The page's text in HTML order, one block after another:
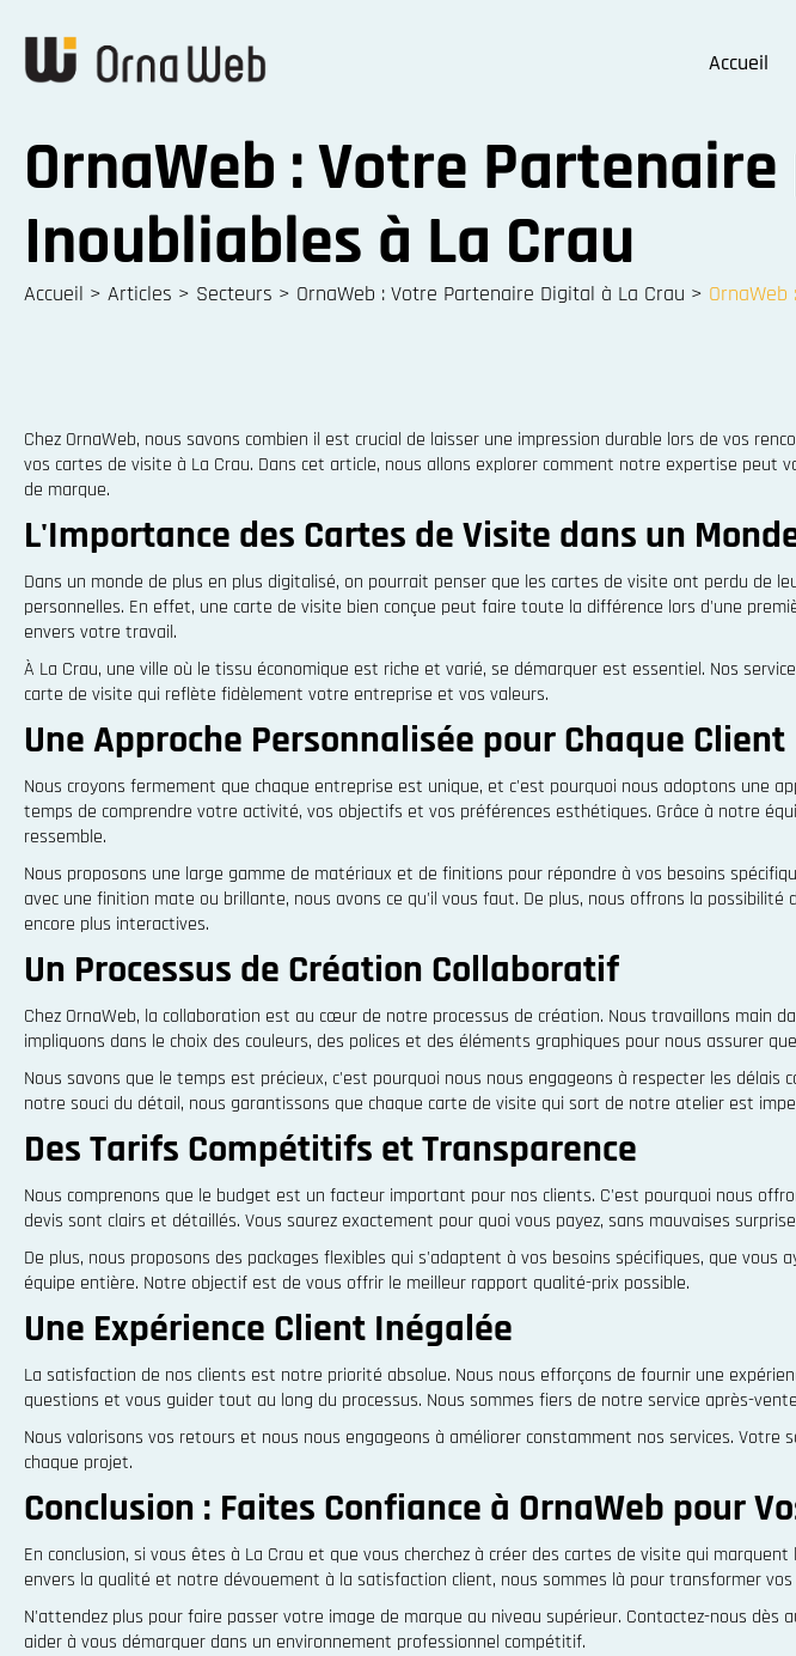
Accueil
OrnaWeb : Votre
Inoubliables à La Crau
Accueil > Articles > Secteurs > OrnaWeb : Votre Partenaire Digital à La Crau >
Chez OrnaWeb, nous savons combien il est crucial de laisser une impression durable lors de vos
vos cartes de visite à La Crau. Dans cet article, nous allons explorer comment notre expertise
de marque.
L'Importance des Cartes de Visite dans un
Dans un monde de plus en plus digitalisé, on pourrait penser que les cartes de visite ont perdu de
personnelles. En effet, une carte de visite bien conçue peut faire toute la différence lors d'une
envers votre travail.
À La Crau, une ville où le tissu économique est riche et varié, se démarquer est essentiel. Nos
carte de visite qui reflète fidèlement votre entreprise et vos valeurs.
Une Approche Personnalisée pour Chaque Client
Nous croyons fermement que chaque entreprise est unique, et c'est pourquoi nous adoptons une
temps de comprendre votre activité, vos objectifs et vos préférences esthétiques. Grâce à notre
ressemble.
Nous proposons une large gamme de matériaux et de finitions pour répondre à vos besoins
avec une finition mate ou brillante, nous avons ce qu'il vous faut. De plus, nous offrons la
encore plus interactives.
Un Processus de Création Collaboratif
Chez OrnaWeb, la collaboration est au cœur de notre processus de création. Nous travaillons main
impliquons dans le choix des couleurs, des polices et des éléments graphiques pour nous assurer
Nous savons que le temps est précieux, c'est pourquoi nous nous engageons à respecter les
notre souci du détail, nous garantissons que chaque carte de visite qui sort de notre atelier est
Des Tarifs Compétitifs et Transparence
Nous comprenons que le budget est un facteur important pour nos clients. C'est pourquoi nous
devis sont clairs et détaillés. Vous saurez exactement pour quoi vous payez, sans mauvaises
De plus, nous proposons des packages flexibles qui s'adaptent à vos besoins spécifiques, que
équipe entière. Notre objectif est de vous offrir le meilleur rapport qualité-prix possible.
Une Expérience Client Inégalée
La satisfaction de nos clients est notre priorité absolue. Nous nous efforçons de fournir une
questions et vous guider tout au long du processus. Nous sommes fiers de notre service après-
Nous valorisons vos retours et nous nous engageons à améliorer constamment nos services.
chaque projet.
Conclusion : Faites Confiance à OrnaWeb pour
En conclusion, si vous êtes à La Crau et que vous cherchez à créer des cartes de visite qui
envers la qualité et notre dévouement à la satisfaction client, nous sommes là pour transformer
N'attendez plus pour faire passer votre image de marque au niveau supérieur. Contactez-nous
aider à vous démarquer dans un environnement professionnel compétitif.